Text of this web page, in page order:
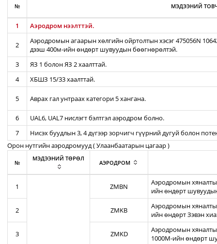
№ МЭДЭЭНИЙ
1 Аэродром нээлттэй.
2
Аэродромын агаарын хөлгийн ойртолтын хэсэг 475056N
дээш 400м-ийн өндөрт шувуудын бөөгнөрөлтэй.
3
ЯЗ 1 болон ЯЗ 2 хаалттай.
4
ХБШЗ 15/33 хаалттай.
5 Аврах гал унтраах категори 5 хангана.
6
UAL6, UAL7 нислэгт бэлтгэл аэродром болно.
7
Нисэх буудлын 3, 4 дүгээр зорчигч гүүрний дугуй болон
Орон нутгийн аэродромууд ( Улаанбаатарын цагаар )
№
МЭДЭЭНИЙ ТӨРӨЛ
АЭРОДРОМ
1 ZMBN
Аэродромын
ийн өндөрт
2 ZMKB
Аэродромын
ийн өндөрт Зэвэн
3 ZMKD
Аэродромын
1000М-ийн өндөрт